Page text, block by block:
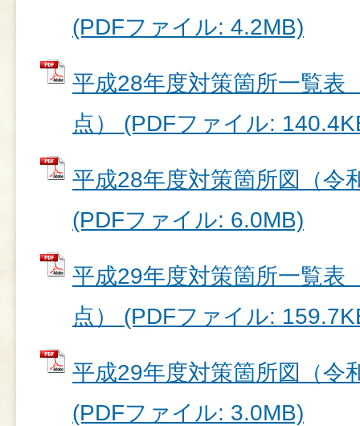
(PDFファイル: 4.2MB)
平成28年度対策箇所一覧表
点） (PDFファイル:
平成28年度対策箇所図（令
(PDFファイル: 6.0MB)
平成29年度対策箇所一覧表
点） (PDFファイル:
平成29年度対策箇所図（令
(PDFファイル: 3.0MB)